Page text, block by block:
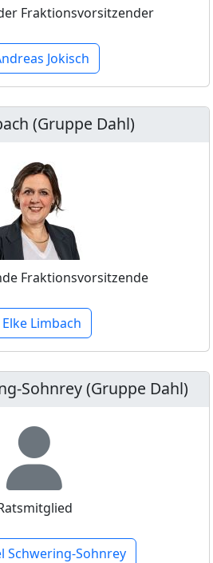
Fraktionsvorsitzender
Jokisch
(Gruppe Dahl)
Fraktionsvorsitzende
Limbach
Sohnrey (Gruppe Dahl)
Schwering-Sohnrey